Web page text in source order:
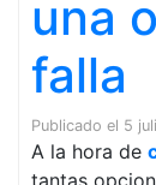
una
falla
Publicado el 5
A la hora de
tantas